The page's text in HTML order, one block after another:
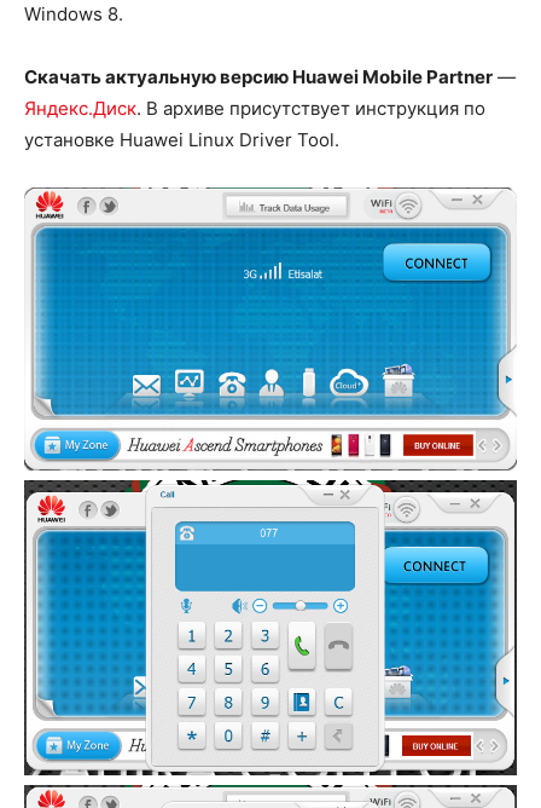
Windows 8.
Скачать актуальную версию Huawei Mobile Partner —
Яндекс.Диск. В архиве присутствует инструкция по
установке Huawei Linux Driver Tool.